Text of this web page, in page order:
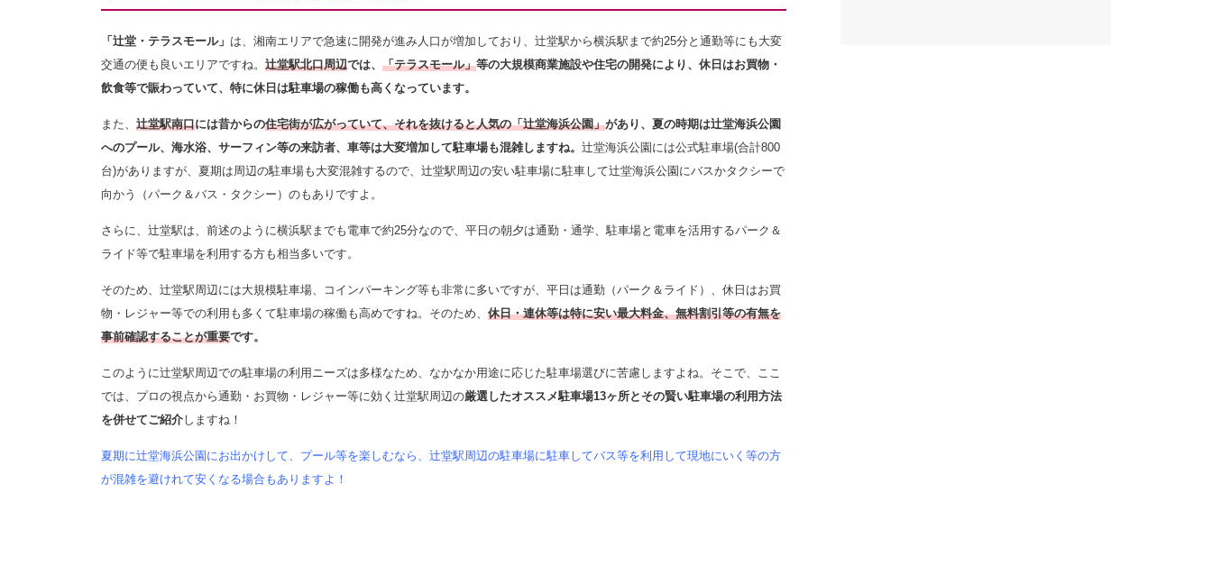
「辻堂・テラスモール」 は、湘南エリアで急速に開発が進み人口が増加しており、辻堂駅から横浜駅まで約25分と通勤等にも 大変
交通の便も良いエリアですね。 辻堂駅北口周辺では、 「テラスモール」等の大規模商業施設や住宅の開発により、休日はお買物・
飲食等で賑わっていて、特に休日は駐車場の稼働も高くなっています。
また、 辻堂駅南口には昔からの住宅街が広がっていて、それを抜けると人気の「辻堂海浜公園」があり、夏の時期は辻堂海浜公園
へのプール、海水浴、サーフィン等の来訪者、車等は大変増加して駐車場も混雑しますね。 辻堂海浜公園には公式駐車場(合計800
台)がありますが、 夏期は周辺の駐車場も大変混雑するので、辻堂駅周辺の安い駐車場に駐車して辻堂海浜公園にバスかタクシーで
向かう（パーク＆バス・タクシー）のもありですよ。
さらに、辻堂駅は、前述のように横浜駅までも電車で約25分なので、平日の朝夕は通勤・通学、駐車場と電車を活用するパーク＆
ライド等で駐車場を利用する方も相当多いです。
そのため、辻堂駅周辺には大規模駐車場、コインパーキング等も非常に多いですが、平日は通勤（パーク＆ライド）、休日はお買
物・レジャー等での利用も多くて駐車場の稼働も高めですね。そのため、 休日・連休等は特に安い最大料金、無料割引等の有無を
事前確認することが重要です。
このように辻堂駅周辺での駐車場の利用ニーズは多様なため、なかなか用途に応じた駐車場選びに苦慮しますよね。そこで、ここ
では、プロの視点から通勤・お買物・レジャー等に効く辻堂駅周辺の厳選したオススメ駐車場13ヶ所とその賢い駐車場の利用方法
を併せてご紹介しますね！
夏期に辻堂海浜公園にお出かけして、プール等を楽しむなら、辻堂駅周辺の駐車場に駐車してバス等を利用して現地にいく等の方
が混雑を避けれて安くなる場合もありますよ！